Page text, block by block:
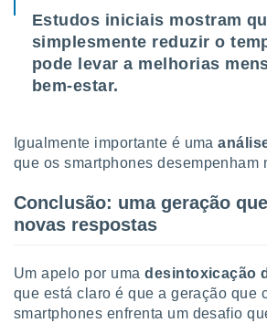
Estudos iniciais mostram
simplesmente reduzir o
pode levar a melhorias
bem-estar.
Igualmente importante é uma
que os smartphones desempenham
Conclusão: uma geração
novas respostas
Um apelo por umadesintoxicação
que está claro é que a geração que
smartphones enfrenta um desafio